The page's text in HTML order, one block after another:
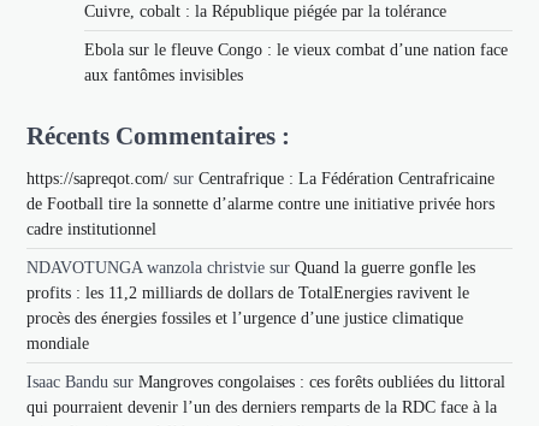
Cuivre, cobalt : la République piégée par la tolérance
Ebola sur le fleuve Congo : le vieux combat d’une nation face
aux fantômes invisibles
Récents Commentaires :
https://sapreqot.com/ surCentrafrique : La Fédération Centrafricaine
de Football tire la sonnette d’alarme contre une initiative privée hors
cadre institutionnel
NDAVOTUNGA wanzola christvie surQuand la guerre gonfle les
profits : les 11,2 milliards de dollars de TotalEnergies ravivent le
procès des énergies fossiles et l’urgence d’une justice climatique
mondiale
Isaac Bandu surMangroves congolaises : ces forêts oubliées du littoral
qui pourraient devenir l’un des derniers remparts de la RDC face à la